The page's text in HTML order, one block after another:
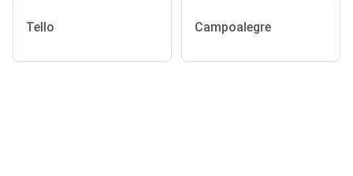
Tello Campoalegre